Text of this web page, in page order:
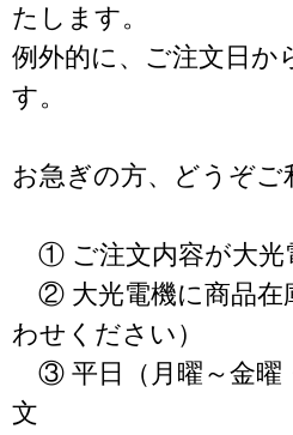
たします。
例外的に、ご注文日か
す。
お急ぎの方、どうぞご
① ご注文内容が大光
② 大光電機に商品在
わせください）
③ 平日（月曜～金曜
文